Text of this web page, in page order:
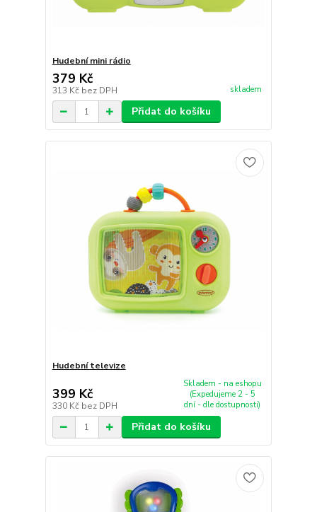
Hudební mini rádio
379 Kč
313 Kč bez DPH skladem
Přidat do košíku
Hudební televize
399 Kč
330 Kč bez DPH
Skladem - na eshopu
(Expedujeme 2 - 5
dní - dle dostupnosti)
Přidat do košíku